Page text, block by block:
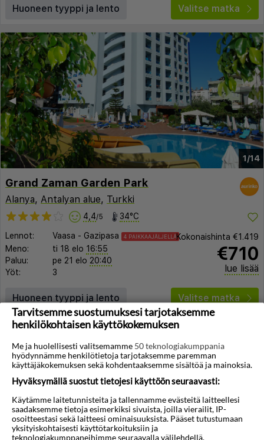
Huoneen tyyppi ja lento Valitse matka
1/14
▶︎
◀︎
Grand Zaman Garden Park
Alanya, Antalyan alue, Turkki
4,4/5 34°C
Lennot: Vaasa - Gazipasa 4 PAIKKAAJÄLJELLÄ
Meno: ti 18 elo 16:55
Paluu:
pe 21 elo 20:40
Yöt:
3
Kokonaishinta €1.419
€710
lue lisää
Huoneen tyyppi ja lento Valitse matka
Tarvitsemme suostumuksesi tarjotaksemme
henkilökohtaisen käyttökokemuksen
Me ja huolellisesti valitsemamme 50 teknologiakumppania
hyödynnämme henkilötietoja tarjotaksemme paremman
käyttäjäkokemuksen sekä kohdentaaksemme sisältöä ja mainoksia.
Hyväksymällä suostut tietojesi käyttöön seuraavasti:
Käytämme laitetunnisteita ja tallennamme evästeitä laitteellesi
saadaksemme tietoja esimerkiksi sivuista, joilla vierailit, IP-
osoitteestasi sekä laitteesi ominaisuuksista. Pääset tutustumaan
yksityiskohtaisesti käyttötarkoituksiin ja
teknologiakumppaneihimme seuraavalla välilehdellä.